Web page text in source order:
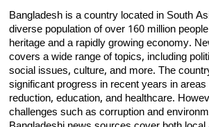
Bangladesh is a country located in South
diverse population of over 160 million
heritage and a rapidly growing economy.
covers a wide range of topics, including
social issues, culture, and more. The
significant progress in recent years in
reduction, education, and healthcare.
challenges such as corruption and